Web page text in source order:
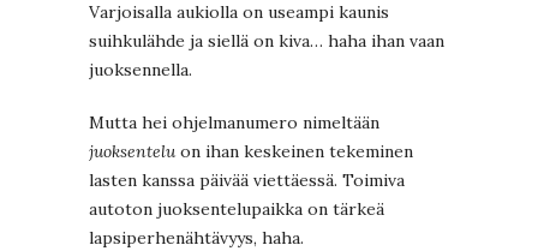
Varjoisalla aukiolla on useampi kaunis
suihkulähde ja siellä on kiva… haha ihan vaan
juoksennella.
Mutta hei ohjelmanumero nimeltään
juoksentelu on ihan keskeinen tekeminen
lasten kanssa päivää viettäessä. Toimiva
autoton juoksentelupaikka on tärkeä
lapsiperhenähtävyys, haha.